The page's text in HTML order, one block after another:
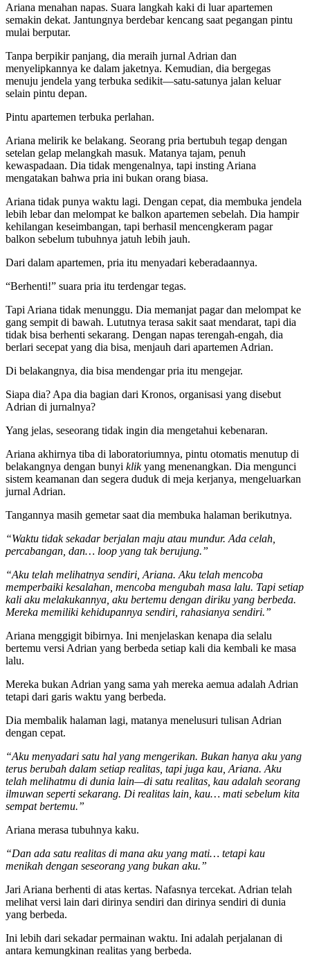
Ariana menahan napas. Suara langkah kaki di luar apartemen
semakin dekat. Jantungnya berdebar kencang saat pegangan pintu
mulai berputar.
Tanpa berpikir panjang, dia meraih jurnal Adrian dan
menyelipkannya ke dalam jaketnya. Kemudian, dia bergegas
menuju jendela yang terbuka sedikit—satu-satunya jalan keluar
selain pintu depan.
Pintu apartemen terbuka perlahan.
Ariana melirik ke belakang. Seorang pria bertubuh tegap dengan
setelan gelap melangkah masuk. Matanya tajam, penuh
kewaspadaan. Dia tidak mengenalnya, tapi insting Ariana
mengatakan bahwa pria ini bukan orang biasa.
Ariana tidak punya waktu lagi. Dengan cepat, dia membuka jendela
lebih lebar dan melompat ke balkon apartemen sebelah. Dia hampir
kehilangan keseimbangan, tapi berhasil mencengkeram pagar
balkon sebelum tubuhnya jatuh lebih jauh.
Dari dalam apartemen, pria itu menyadari keberadaannya.
“Berhenti!” suara pria itu terdengar tegas.
Tapi Ariana tidak menunggu. Dia memanjat pagar dan melompat ke
gang sempit di bawah. Lututnya terasa sakit saat mendarat, tapi dia
tidak bisa berhenti sekarang. Dengan napas terengah-engah, dia
berlari secepat yang dia bisa, menjauh dari apartemen Adrian.
Di belakangnya, dia bisa mendengar pria itu mengejar.
Siapa dia? Apa dia bagian dari Kronos, organisasi yang disebut
Adrian di jurnalnya?
Yang jelas, seseorang tidak ingin dia mengetahui kebenaran.
Ariana akhirnya tiba di laboratoriumnya, pintu otomatis menutup di
belakangnya dengan bunyi klikyang menenangkan. Dia mengunci
sistem keamanan dan segera duduk di meja kerjanya, mengeluarkan
jurnal Adrian.
Tangannya masih gemetar saat dia membuka halaman berikutnya.
“Waktu tidak sekadar berjalan maju atau mundur. Ada celah,
percabangan, dan… loop yang tak berujung.”
“Aku telah melihatnya sendiri, Ariana. Aku telah mencoba
memperbaiki kesalahan, mencoba mengubah masa lalu. Tapi setiap
kali aku melakukannya, aku bertemu dengan diriku yang berbeda.
Mereka memiliki kehidupannya sendiri, rahasianya sendiri.”
Ariana menggigit bibirnya. Ini menjelaskan kenapa dia selalu
bertemu versi Adrian yang berbeda setiap kali dia kembali ke masa
lalu.
Mereka bukan Adrian yang sama yah mereka aemua adalah Adrian
tetapi dari garis waktu yang berbeda.
Dia membalik halaman lagi, matanya menelusuri tulisan Adrian
dengan cepat.
“Aku menyadari satu hal yang mengerikan. Bukan hanya aku yang
terus berubah dalam setiap realitas, tapi juga kau, Ariana. Aku
telah melihatmu di dunia lain—di satu realitas, kau adalah seorang
ilmuwan seperti sekarang. Di realitas lain, kau… mati sebelum kita
sempat bertemu.”
Ariana merasa tubuhnya kaku.
“Dan ada satu realitas di mana aku yang mati… tetapi kau
menikah dengan seseorang yang bukan aku.”
Jari Ariana berhenti di atas kertas. Nafasnya tercekat. Adrian telah
melihat versi lain dari dirinya sendiri dan dirinya sendiri di dunia
yang berbeda.
Ini lebih dari sekadar permainan waktu. Ini adalah perjalanan di
antara kemungkinan realitas yang berbeda.